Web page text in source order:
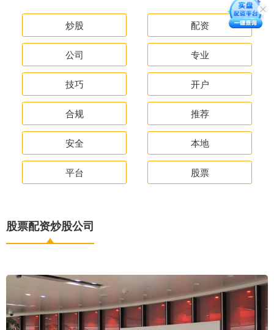
炒股 配资
公司 专业
技巧 开户
合规 推荐
安全 本地
平台 股票
股票配资炒股公司